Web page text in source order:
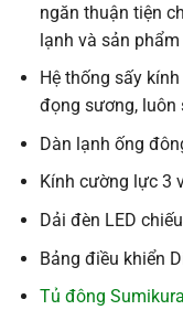
ngăn thuận tiện
lạnh và sản
Hệ thống sấy
đọng sương, luôn
Dàn lạnh ống
Kính cường lực 3
Dải đèn LED
Bảng điều khiển
Tủ đông Sumikura